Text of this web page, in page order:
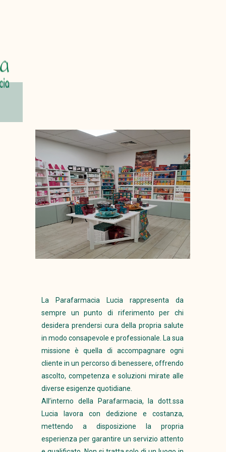
La Parafarmacia Lucia rappresenta da
sempre un punto di riferimento per chi
desidera prendersi cura della propria salute
in modo consapevole e professionale. La sua
missione è quella di accompagnare ogni
cliente in un percorso di benessere, offrendo
ascolto, competenza e soluzioni mirate alle
diverse esigenze quotidiane.
All’interno della Parafarmacia, la dott.ssa
Lucia lavora con dedizione e costanza,
mettendo a disposizione la propria
esperienza per garantire un servizio attento